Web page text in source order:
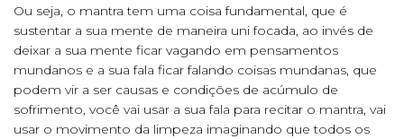
Ou seja, o mantra tem uma coisa fundamental, que é
sustentar a sua mente de maneira uni focada, ao invés de
deixar a sua mente ficar vagando em pensamentos
mundanos e a sua fala ficar falando coisas mundanas, que
podem vir a ser causas e condições de acúmulo de
sofrimento, você vai usar a sua fala para recitar o mantra, vai
usar o movimento da limpeza imaginando que todos os